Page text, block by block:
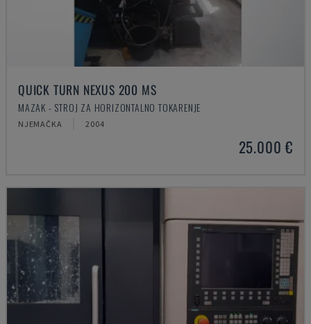
QUICK TURN NEXUS 200 MS
MAZAK - STROJ ZA HORIZONTALNO TOKARENJE
NJEMAČKA 2004
25.000 €